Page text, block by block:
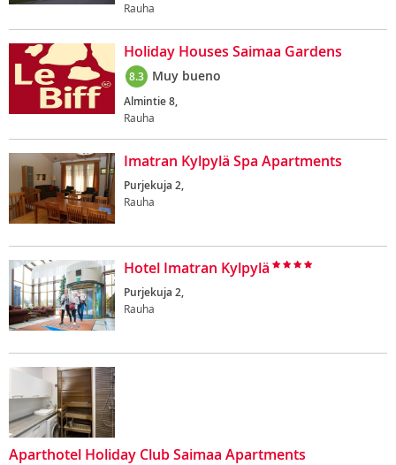
Rauha
Holiday Houses Saimaa Gardens
8.3 Muy bueno
Almintie 8,
Rauha
Imatran Kylpylä Spa Apartments
Purjekuja 2,
Rauha
Hotel Imatran Kylpylä
Purjekuja 2,
Rauha
Aparthotel Holiday Club Saimaa Apartments